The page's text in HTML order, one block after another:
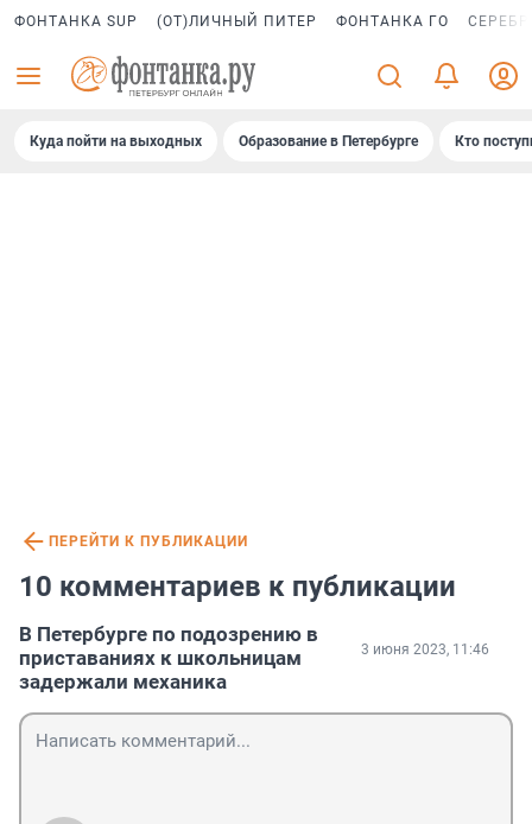
ФОНТАНКА SUP (ОТ)ЛИЧНЫЙ ПИТЕР ФОНТАНКА ГО
Куда пойти на выходных Образование в Петербурге Кто
ПЕРЕЙТИ К ПУБЛИКАЦИИ
10 комментариев к публикации
В Петербурге по подозрению в
приставаниях к школьницам
задержали механика
3 июня 2023, 11:46